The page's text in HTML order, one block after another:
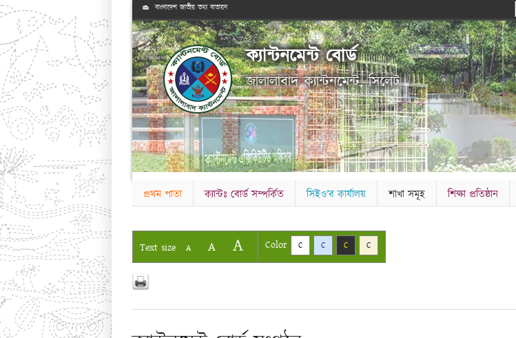
বাংলাদেশ জাতীয় তথ্য বাতায়ন
ক্যান্টনমেন্ট বোর্ড
জালালাবাদ ক্যান্টনমেন্ট, সিলেট
প্রথম পাতা ক্যান্টঃ বোর্ড সম্পর্কিত সিইও’র কার্যালয় শাখা সমূহ শিক্ষা প্রতিষ্ঠান
Text size A A A Color C C C C